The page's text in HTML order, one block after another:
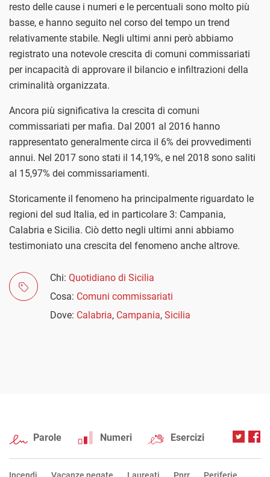
resto delle cause i numeri e le percentuali sono molto più
basse, e hanno seguito nel corso del tempo un trend
relativamente stabile. Negli ultimi anni però abbiamo
registrato una notevole crescita di comuni commissariati
per incapacità di approvare il bilancio e infiltrazioni della
criminalità organizzata.
Ancora più significativa la crescita di comuni
commissariati per mafia. Dal 2001 al 2016 hanno
rappresentato generalmente circa il 6% dei provvedimenti
annui. Nel 2017 sono stati il 14,19%, e nel 2018 sono saliti
al 15,97% dei commissariamenti.
Storicamente il fenomeno ha principalmente riguardato le
regioni del sud Italia, ed in particolare 3: Campania,
Calabria e Sicilia. Ciò detto negli ultimi anni abbiamo
testimoniato una crescita del fenomeno anche altrove.
Chi: Quotidiano di Sicilia
Cosa: Comuni commissariati
Dove: Calabria, Campania, Sicilia
Parole Numeri Esercizi